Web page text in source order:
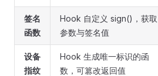
签名
函数
Hook 自定义 sign()，获取
参数与签名值
设备
指纹
Hook 生成唯一标识的函
数，可篡改返回值